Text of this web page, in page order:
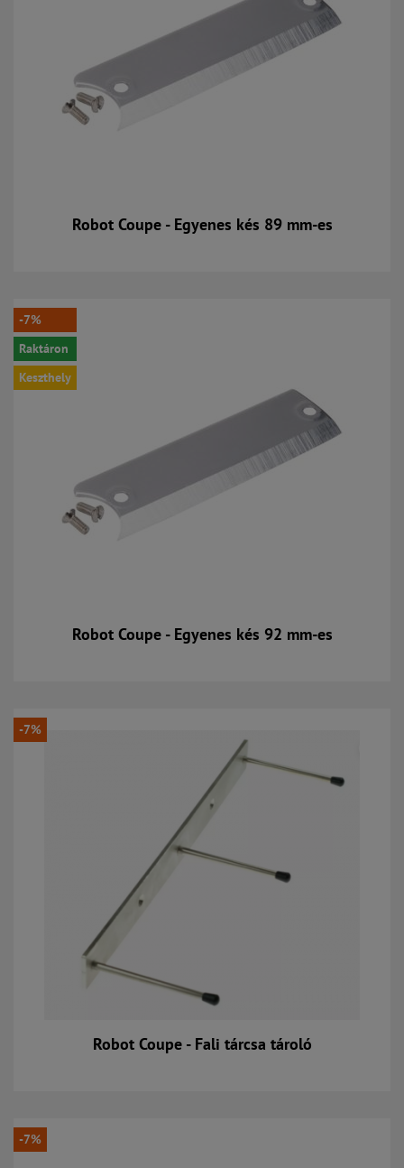
Robot Coupe - Egyenes kés 89 mm-es
-7%
Raktáron
Keszthely
Robot Coupe - Egyenes kés 92 mm-es
-7%
Robot Coupe - Fali tárcsa tároló
-7%